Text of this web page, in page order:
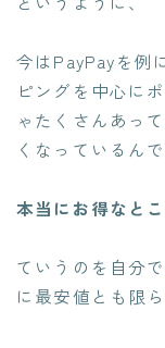
今はPayPayを例
ピングを中心に
ゃたくさんあって
くなっている ん
本当にお得なと
ていうのを自分
に最安値とも限